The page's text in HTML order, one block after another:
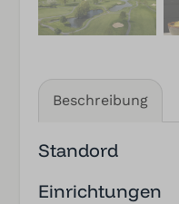
Beschreibung
Standord
Einrichtungen